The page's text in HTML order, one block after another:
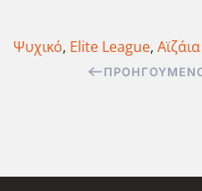
Ψυχικό, Elite League,